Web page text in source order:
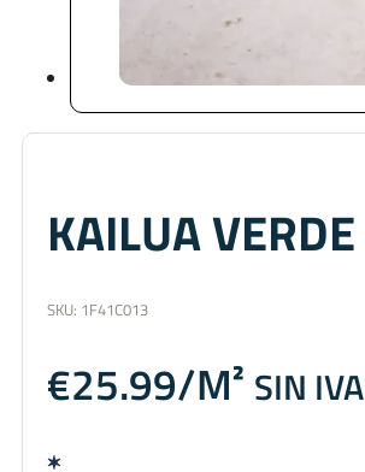
KAILUA VERDE
SKU: 1F41C013
€25.99 SIN IVA